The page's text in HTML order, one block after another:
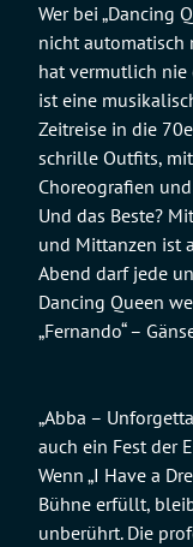
Wer bei „Dancing
nicht automatisch
hat vermutlich nie
ist eine
Zeitreise in die
schrille Outfits,
Choreografien
Und das Beste?
und Mittanzen ist
Abend darf jede
Dancing Queen
„Fernando“ –
„Abba –
auch ein Fest der
Wenn „I Have a
Bühne erfüllt,
unberührt. Die